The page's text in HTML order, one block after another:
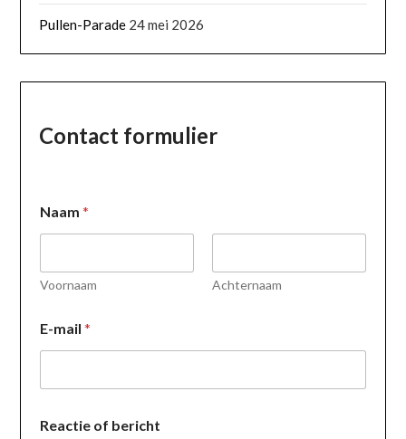
Pullen-Parade 24 mei 2026
Contact formulier
Naam*
Voornaam Achternaam
R
e
c
i
e
E-mail*
Reactie of bericht